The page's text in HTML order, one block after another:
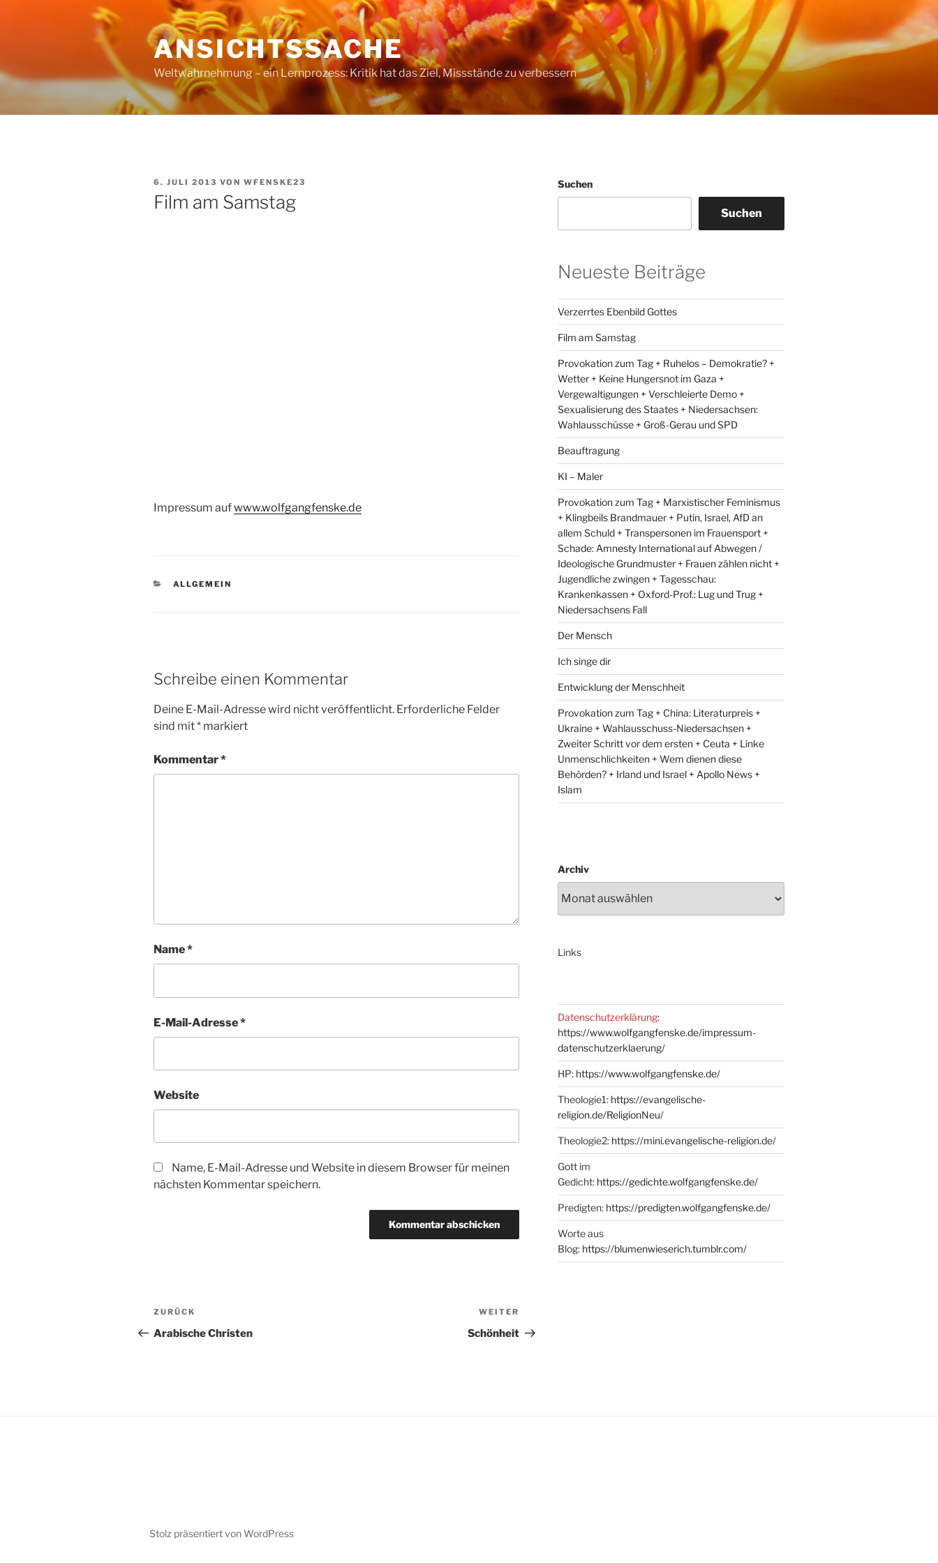
ANSICHTSSACHE
Weltwahrnehmung – ein Lernprozess: Kritik hat das Ziel, Missstände zu verbessern
VERÖFFENTLICHT
AM
6. JULI 2013 VON WFENSKE23
Film am Samstag
Impressum aufwww.wolfgangfenske.de
KATEGORIEN
ALLGEMEIN
Schreibe einen Kommentar
Deine E-Mail-Adresse wird nicht veröffentlicht. Erforderliche Felder
sind mit* markiert
Kommentar*
Name*
E-Mail-Adresse*
Website
Name, E-Mail-Adresse und Website in diesem Browser für meinen
nächsten Kommentar speichern.
Beitragsnavigation
Vorheriger
Beitrag
ZURÜCK
Arabische Christen
Beitrag
WEITER
Schönheit
Suchen
Suchen
Neueste Beiträge
Verzerrtes Ebenbild Gottes
Film am Samstag
Provokation zum Tag + Ruhelos – Demokratie? +
Wetter + Keine Hungersnot im Gaza +
Vergewaltigungen + Verschleierte Demo +
Sexualisierung des Staates + Niedersachsen:
Wahlausschüsse + Groß-Gerau und SPD
Beauftragung
KI – Maler
Provokation zum Tag + Marxistischer Feminismus
+ Klingbeils Brandmauer + Putin, Israel, AfD an
allem Schuld + Transpersonen im Frauensport +
Schade: Amnesty International auf Abwegen /
Ideologische Grundmuster + Frauen zählen nicht +
Jugendliche zwingen + Tagesschau:
Krankenkassen + Oxford-Prof.: Lug und Trug +
Niedersachsens Fall
Der Mensch
Ich singe dir
Entwicklung der Menschheit
Provokation zum Tag + China: Literaturpreis +
Ukraine + Wahlausschuss-Niedersachsen +
Zweiter Schritt vor dem ersten + Ceuta + Linke
Unmenschlichkeiten + Wem dienen diese
Behörden? + Irland und Israel + Apollo News +
Islam
Archiv
Links
Datenschutzerklärung:
https://www.wolfgangfenske.de/impressum-
datenschutzerklaerung/
HP: https://www.wolfgangfenske.de/
Theologie1: https://evangelische-
religion.de/ReligionNeu/
Theologie2: https://mini.evangelische-religion.de/
Gott im
Gedicht: https://gedichte.wolfgangfenske.de/
Predigten: https://predigten.wolfgangfenske.de/
Worte aus
Blog: https://blumenwieserich.tumblr.com/
Stolz präsentiert von WordPress